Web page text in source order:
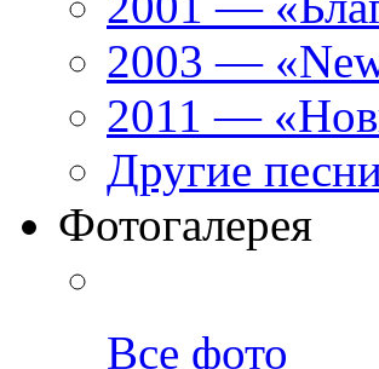
2003 —
2011 —
Другие
Фотогалерея
Все фото